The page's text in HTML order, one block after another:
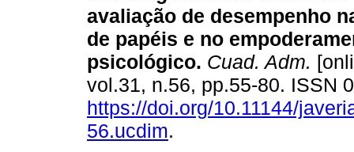
avaliação de desempenho
de papéis e no
psicológico. Cuad. Adm.
vol.31, n.56, pp.55-80. ISSN
https://doi.org/10.11144/
56.ucdim.